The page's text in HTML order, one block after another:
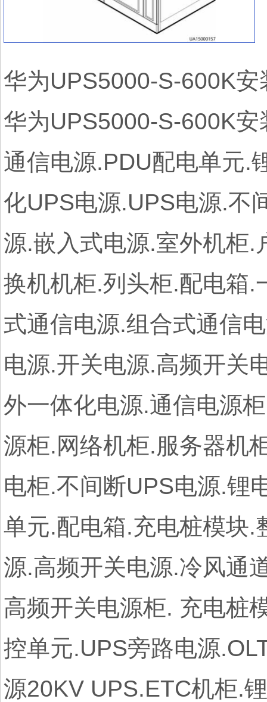
华为UPS5000-S-600K
华为UPS5000-S-600K
通信电源.PDU配电单元.
化UPS电源.UPS电源.不
源.嵌入式电源.室外机柜.
换机机柜.列头柜.配电箱.
式通信电源.组合式通信
电源.开关电源.高频开关
外一体化电源.通信电源
源柜.网络机柜.服务器机
电柜.不间断UPS电源.锂
单元.配电箱.充电桩模块.
源.高频开关电源.冷风通
高频开关电源柜. 充电桩
控单元.UPS旁路电源
源20KV UPS.ETC机柜.